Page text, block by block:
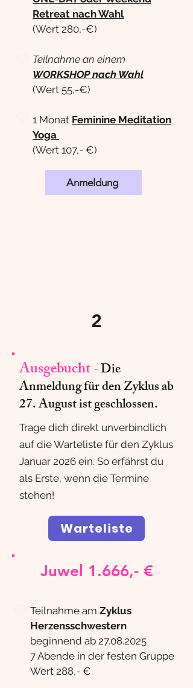
Retreat nach Wahl
(Wert 280,-€)
Teilnahme an einem
WORKSHOPnach Wahl
(Wert 55,-€)
1 Monat Feminine Meditation
Yoga
(Wert 107,- €)
Anmeldung
2
Ausgebucht- Die
Anmeldung für den Zyklus ab
27. August ist geschlossen.
Trage dich direkt unverbindlich
auf die Warteliste für den Zyklus
Januar 2026 ein. So erfährst du
als Erste, wenn die Termine
stehen!
Warteliste
Juwel 1.666,- €
Teilnahme am Zyklus
Herzensschwestern
beginnend ab 27.08.2025
7 Abende in der festen Gruppe
Wert 288,- €